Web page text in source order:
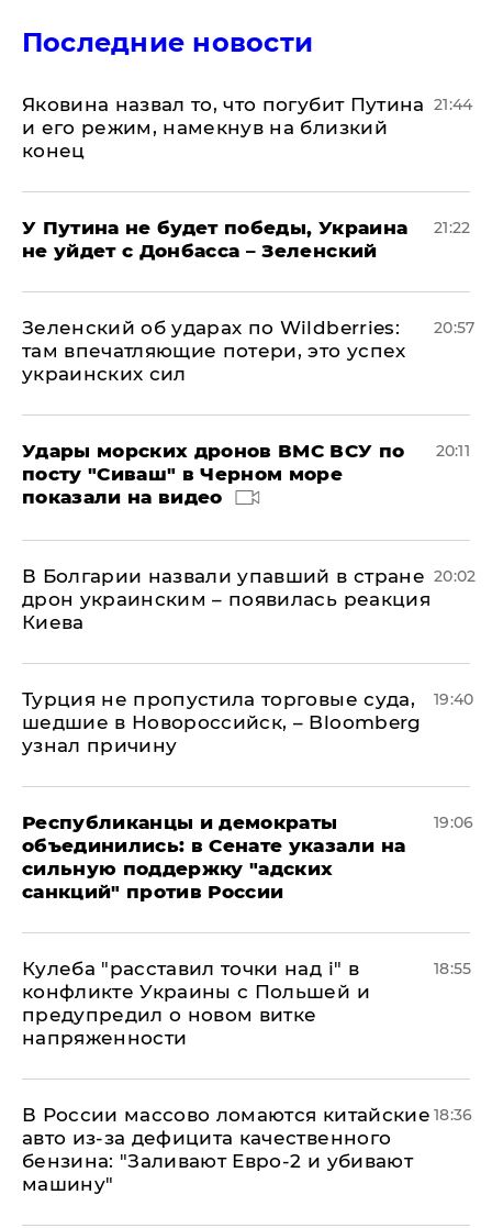
Последние новости
Яковина назвал то, что погубит Путина
и его режим, намекнув на близкий
конец
21:44
У Путина не будет победы, Украина
не уйдет с Донбасса – Зеленский
21:22
Зеленский об ударах по Wildberries:
там впечатляющие потери, это успех
украинских сил
20:57
Удары морских дронов ВМС ВСУ по
посту "Сиваш" в Черном море
показали на видео
20:11
В Болгарии назвали упавший в стране
дрон украинским – появилась реакция
Киева
20:02
Турция не пропустила торговые суда,
шедшие в Новороссийск, – Bloomberg
узнал причину
19:40
Республиканцы и демократы
объединились: в Сенате указали на
сильную поддержку "адских
санкций" против России
19:06
Кулеба "расставил точки над і" в
конфликте Украины с Польшей и
предупредил о новом витке
напряженности
18:55
В России массово ломаются китайские
авто из-за дефицита качественного
бензина: "Заливают Евро-2 и убивают
машину"
18:36